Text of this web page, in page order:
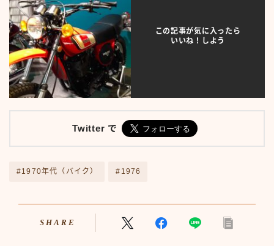
人物
人物50-59
人物60-69
人物70-79
人物80-89
人物その他
仮ボタンテスト
伝説のアンプ広告
出来事70-79
利用規約／特定商取引法に基づく表記
この記事が気に入ったら
いいね！しよう
Twitter で
#1970年代（バイク） #1976
SHARE